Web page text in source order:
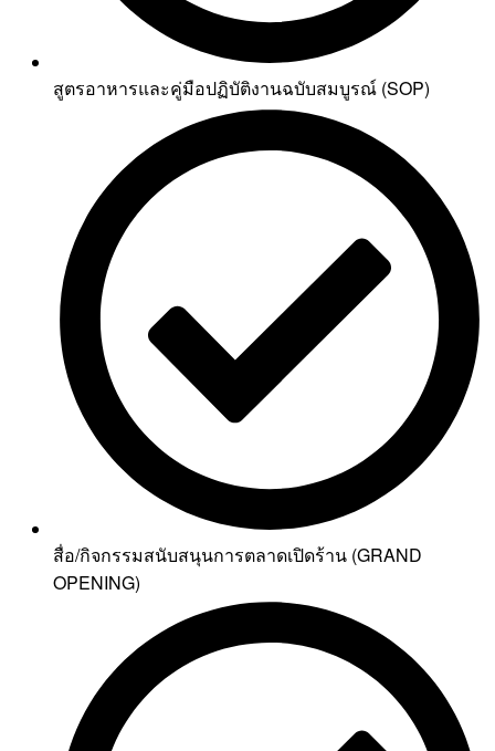
สูตรอาหารและคู่มือปฏิบัติงานฉบับสมบูรณ์ (SOP)
สื่อ/กิจกรรมสนับสนุนการตลาดเปิดร้าน (GRAND
OPENING)